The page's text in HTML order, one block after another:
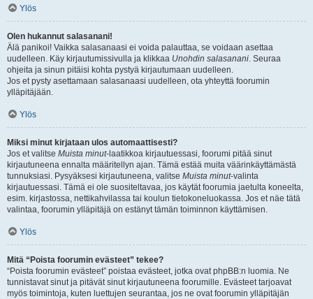
Ylös
Olen hukannut salasanani!
Älä panikoi! Vaikka salasanaasi ei voida palauttaa, se voidaan asettaa
uudelleen. Käy kirjautumissivulla ja klikkaa Unohdin salasanani. Seuraa
ohjeita ja sinun pitäisi kohta pystyä kirjautumaan uudelleen.
Jos et pysty asettamaan salasanaasi uudelleen, ota yhteyttä foorumin
ylläpitäjään.
Ylös
Miksi minut kirjataan ulos automaattisesti?
Jos et valitse Muista minut-laatikkoa kirjautuessasi, foorumi pitää sinut
kirjautuneena ennalta määritellyn ajan. Tämä estää muita väärinkäyttämästä
tunnuksiasi. Pysyäksesi kirjautuneena, valitse Muista minut-valinta
kirjautuessasi. Tämä ei ole suositeltavaa, jos käytät foorumia jaetulta koneelta,
esim. kirjastossa, nettikahvilassa tai koulun tietokoneluokassa. Jos et näe tätä
valintaa, foorumin ylläpitäjä on estänyt tämän toiminnon käyttämisen.
Ylös
Mitä “Poista foorumin evästeet” tekee?
“Poista foorumin evästeet” poistaa evästeet, jotka ovat phpBB:n luomia. Ne
tunnistavat sinut ja pitävät sinut kirjautuneena foorumille. Evästeet tarjoavat
myös toimintoja, kuten luettujen seurantaa, jos ne ovat foorumin ylläpitäjän